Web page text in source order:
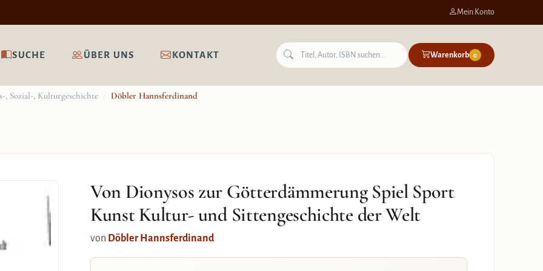
Mein Konto
SUCHE ÜBER UNS KONTAKT Warenkorb 0
, Sozial-, Kulturgeschichte / Döbler Hannsferdinand
Von Dionysos zur Götterdämmerung Spiel Sport
Kunst Kultur- und Sittengeschichte der Welt
von Döbler Hannsferdinand